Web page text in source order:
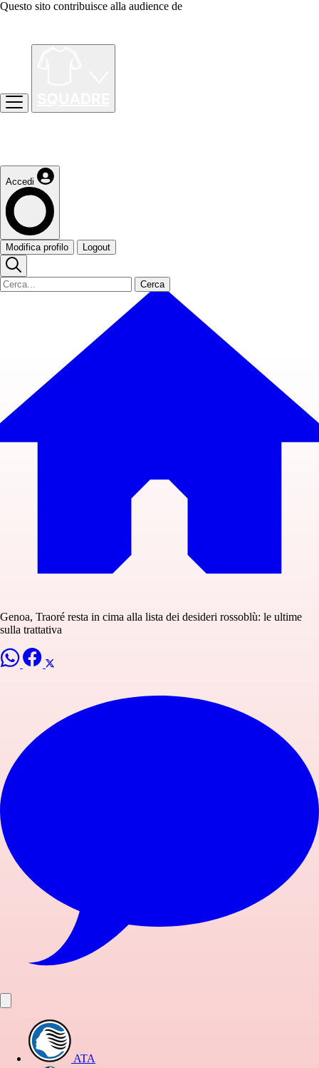
Questo sito contribuisce alla audience de
Accedi
Modifica profilo Logout
Cerca
Genoa, Traoré resta in cima alla lista dei desideri rossoblù: le ultime
sulla trattativa
ATA